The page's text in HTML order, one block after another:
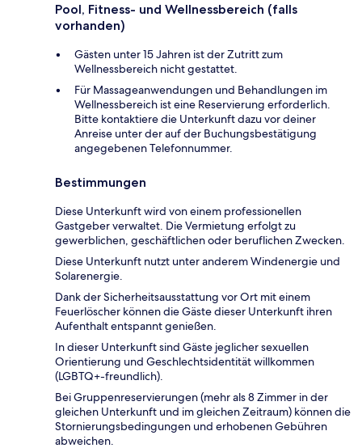
Pool, Fitness- und Wellnessbereich (falls
vorhanden)
Gästen unter 15 Jahren ist der Zutritt zum
Wellnessbereich nicht gestattet.
Für Massageanwendungen und Behandlungen im
Wellnessbereich ist eine Reservierung erforderlich.
Bitte kontaktiere die Unterkunft dazu vor deiner
Anreise unter der auf der Buchungsbestätigung
angegebenen Telefonnummer.
Bestimmungen
Diese Unterkunft wird von einem professionellen
Gastgeber verwaltet. Die Vermietung erfolgt zu
gewerblichen, geschäftlichen oder beruflichen Zwecken.
Diese Unterkunft nutzt unter anderem Windenergie und
Solarenergie.
Dank der Sicherheitsausstattung vor Ort mit einem
Feuerlöscher können die Gäste dieser Unterkunft ihren
Aufenthalt entspannt genießen.
In dieser Unterkunft sind Gäste jeglicher sexuellen
Orientierung und Geschlechtsidentität willkommen
(LGBTQ+-freundlich).
Bei Gruppenreservierungen (mehr als 8 Zimmer in der
gleichen Unterkunft und im gleichen Zeitraum) können die
Stornierungsbedingungen und erhobenen Gebühren
abweichen.